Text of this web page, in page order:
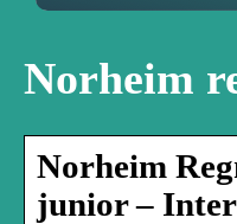
Norheim
Norheim
junior –